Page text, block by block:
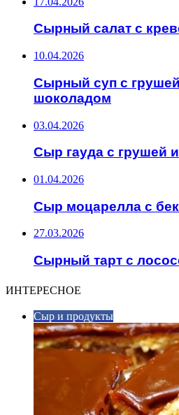
Сырный салат с
10.04.2026
Сырный суп с
шоколадом
03.04.2026
Сыр гауда с грушей
01.04.2026
Сыр моцарелла с
27.03.2026
Сырный тарт с
ИНТЕРЕСНОЕ
Сыр и продукты